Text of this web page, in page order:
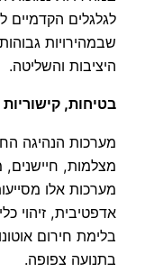
לגלגלים הקדמיים
שבמהירויות
היציבות והשליטה.
בטיחות, קישוריות
מצלמות,
מערכות אלו
אדפטיבית, זיהוי
בלימת חירום
בתנועה צפופה.